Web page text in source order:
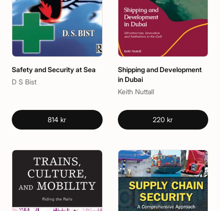
Safety and Security at Sea
D S Bist
814 kr
Shipping and Development
in Dubai
Keith Nuttall
220 kr